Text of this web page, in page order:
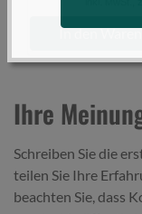
In den
Ihre
Schreiben Sie die
teilen Sie Ihre
beachten Sie, dass